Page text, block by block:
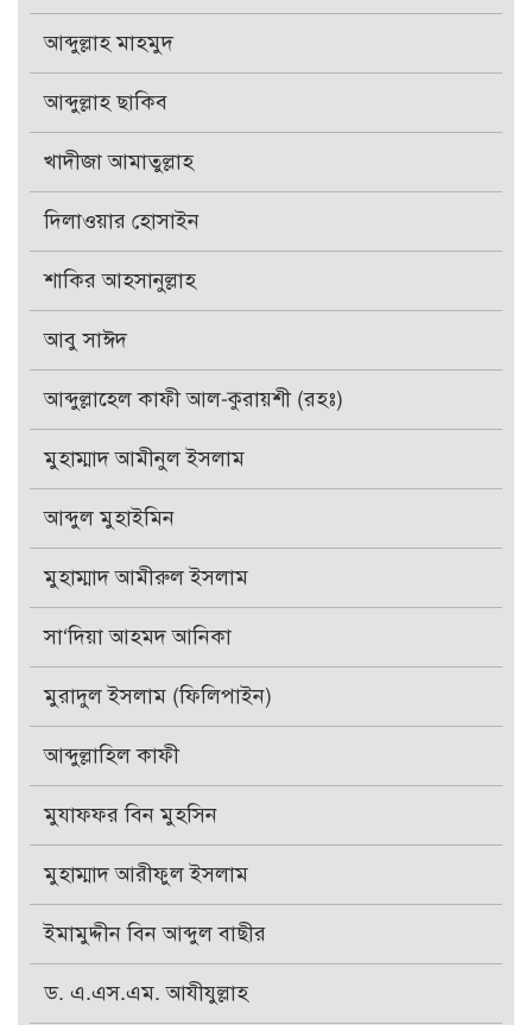
আব্দুল্লাহ মাহমুদ
আব্দুল্লাহ ছাকিব
খাদীজা আমাতুল্লাহ
দিলাওয়ার হোসাইন
শাকির আহসানুল্লাহ
আবু সাঈদ
আব্দুল্লাহেল কাফী আল-কুরায়শী (রহঃ)
মুহাম্মাদ আমীনুল ইসলাম
আব্দুল মুহাইমিন
মুহাম্মাদ আমীরুল ইসলাম
সা‘দিয়া আহমদ আনিকা
মুরাদুল ইসলাম (ফিলিপাইন)
আব্দুল্লাহিল কাফী
মুযাফফর বিন মুহসিন
মুহাম্মাদ আরীফুল ইসলাম
ইমামুদ্দীন বিন আব্দুল বাছীর
ড. এ.এস.এম. আযীযুল্লাহ